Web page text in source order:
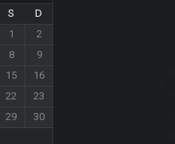
S
D
1
2
8
9
15
16
22
23
29
30